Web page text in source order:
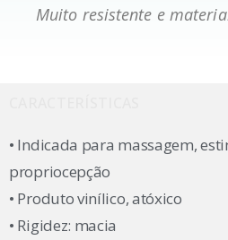
Muito resistente e
• Indicada para massagem,
propriocepção
• Produto vinílico, atóxico
• Rigidez: macia